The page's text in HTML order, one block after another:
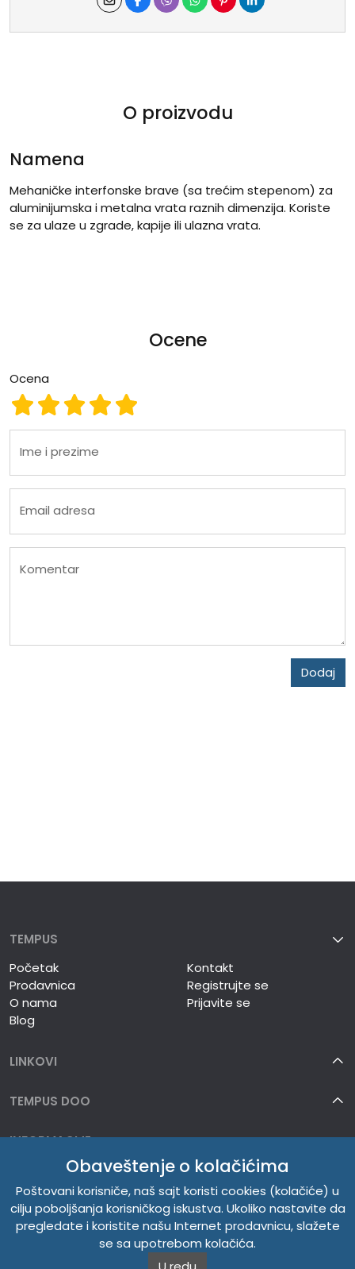
O proizvodu
Namena
Mehaničke interfonske brave (sa trećim stepenom) za
aluminijumska i metalna vrata raznih dimenzija. Koriste
se za ulaze u zgrade, kapije ili ulazna vrata.
Ocene
Ocena
Ocena 5
Ocena 4
Ocena 3
Ocena 2
Ocena 1
Ime i prezime
Email adresa
Komentar
Dodaj
TEMPUS
Početak
Prodavnica
O nama
Blog
Kontakt
Registrujte se
Prijavite se
LINKOVI
TEMPUS DOO
INFORMACIJE
Obaveštenje o kolačićima
Poštovani korisniče, naš sajt koristi cookies (kolačiće) u
cilju poboljšanja korisničkog iskustva. Ukoliko nastavite da
pregledate i koristite našu Internet prodavnicu, slažete
se sa upotrebom kolačića.